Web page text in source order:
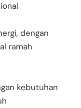
dengan
ramah
kebutuhan